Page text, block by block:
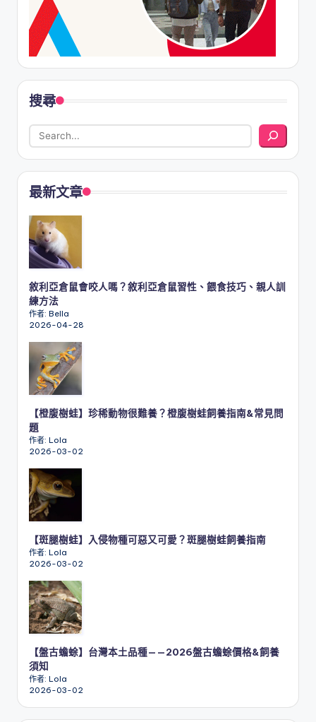
搜尋
最新文章
敘利亞倉鼠會咬人嗎？敘利亞倉鼠習性、餵食技巧、親人訓
練方法
作者: Bella
2026-04-28
【橙腹樹蛙】珍稀動物很難養？橙腹樹蛙飼養指南&常見問
題
作者: Lola
2026-03-02
【斑腿樹蛙】入侵物種可惡又可愛？斑腿樹蛙飼養指南
作者: Lola
2026-03-02
【盤古蟾蜍】台灣本土品種——2026盤古蟾蜍價格&飼養
須知
作者: Lola
2026-03-02